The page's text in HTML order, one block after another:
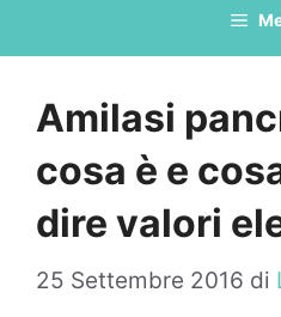
Amilasi
cosa è e
dire valori
25 Settembre 2016 di